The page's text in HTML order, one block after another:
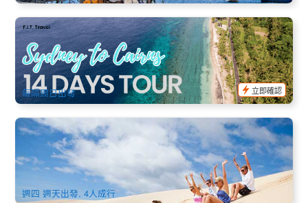
悉尼到凱恩斯14天東岸精華小團｜白天堂海灘 大堡礁 K’gari沙
島 探索之旅
34 已預訂
AUD $8,283.00 $8,490.00
SYD05102
每隔周日出發
立即確認
悉尼 史蒂芬港 | 乘風破浪追海豚一日遊 (含午餐) 中文導遊
1.7k 已預訂
183.00 $190.00
SYD04185
週四 週天出發, 4人成行